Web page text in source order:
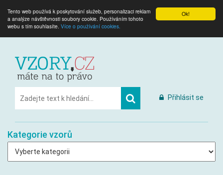
Ok!
Tento web používá k poskytování služeb, personalizaci reklam
a analýze návštěvnosti soubory cookie. Používáním tohoto
webu s tím souhlasíte. Více o používání cookies.
Přihlásit se
Kategorie vzorů